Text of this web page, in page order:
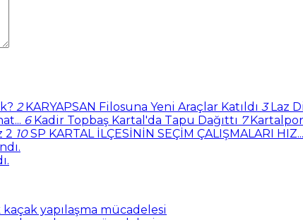
2 KARYAPSAN Filosuna Yeni Araçlar Katıldı 3 Laz
6 Kadir Topbaş Kartal'da Tapu Dağıttı 7
2 10 SP KARTAL İLÇESİNİN SEÇİM ÇALIŞMALARI HIZ...